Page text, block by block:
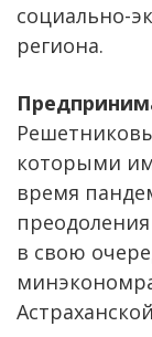
социально-
региона.
которыми
время
в свою